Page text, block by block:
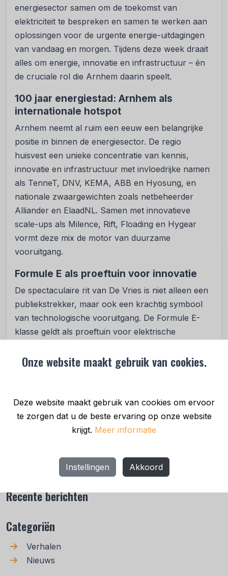
Onze website maakt gebruik van cookies.
Deze website maakt gebruik van cookies om ervoor
te zorgen dat u de beste ervaring op onze website
krijgt. Meer informatie
Instellingen Akkoord
energiesector samen om de toekomst van
elektriciteit te bespreken en samen te werken aan
oplossingen voor de urgente energie-uitdagingen
van vandaag en morgen. Tijdens deze week draait
alles om energie, innovatie en infrastructuur – én
de cruciale rol die Arnhem daarin speelt.
100 jaar energiestad: Arnhem als
internationale hotspot
Arnhem neemt al ruim een eeuw een belangrijke
positie in binnen de energiesector. De regio
huisvest een unieke concentratie van kennis,
innovatie en infrastructuur met invloedrijke namen
als TenneT, DNV, KEMA, ABB en Hyosung, en
nationale zwaargewichten zoals netbeheerder
Alliander en ElaadNL. Samen met innovatieve
scale-ups als Milence, Rift, Floading en Hygear
vormt deze mix de motor van duurzame
vooruitgang.
Formule E als proeftuin voor innovatie
De spectaculaire rit van De Vries is niet alleen een
publiekstrekker, maar ook een krachtig symbool
van technologische vooruitgang. De Formule E-
klasse geldt als proeftuin voor elektrische
bredere energiesector, mobiliteit en industrie.
Nieuws • 15 mei 2025
Recente berichten
Categoriën
Verhalen
Nieuws